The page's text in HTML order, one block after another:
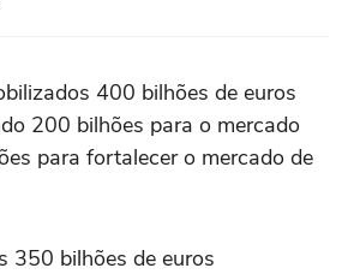
400 bilhões de euros
200 bilhões para o mercado
para fortalecer o mercado de
350 bilhões de euros